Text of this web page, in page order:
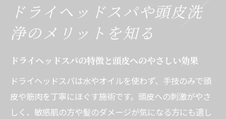
ドライヘッドスパや頭皮洗
浄のメリットを知る
ドライヘッドスパの特徴と頭皮へのやさしい効果
ドライヘッドスパは水やオイルを使わず、手技のみで頭
皮や筋肉を丁寧にほぐす施術です。頭皮への刺激がやさ
しく、敏感肌の方や髪のダメージが気になる方にも適し